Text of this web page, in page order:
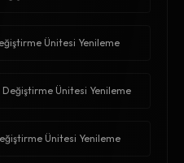
Ünitesi Yenileme
Değiştirme Ünitesi Yenileme
Ünitesi Yenileme